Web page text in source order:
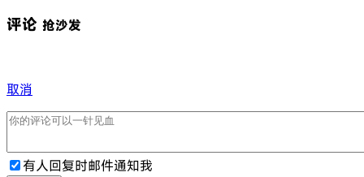
评论 抢沙发
取消
有人回复时邮件通知我